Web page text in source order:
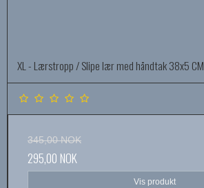
XL - Lærstropp / Slipe lær med håndtak 38x5 CM
345,00 NOK
295,00 NOK
Vis produkt